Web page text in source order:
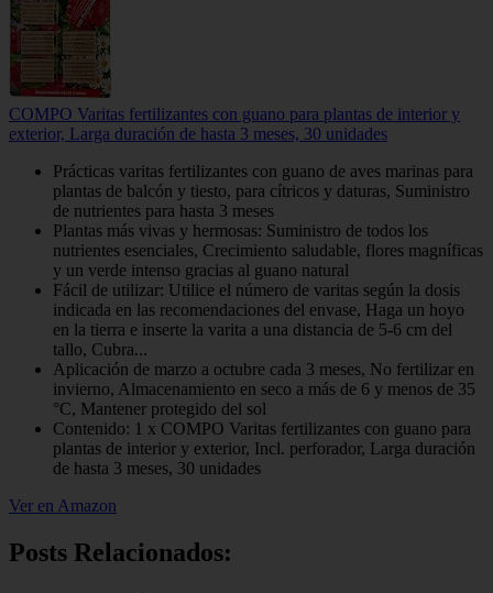
COMPO Varitas fertilizantes con guano para plantas de interior y
exterior, Larga duración de hasta 3 meses, 30 unidades
Prácticas varitas fertilizantes con guano de aves marinas para
plantas de balcón y tiesto, para cítricos y daturas, Suministro
de nutrientes para hasta 3 meses
Plantas más vivas y hermosas: Suministro de todos los
nutrientes esenciales, Crecimiento saludable, flores magníficas
y un verde intenso gracias al guano natural
Fácil de utilizar: Utilice el número de varitas según la dosis
indicada en las recomendaciones del envase, Haga un hoyo
en la tierra e inserte la varita a una distancia de 5-6 cm del
tallo, Cubra...
Aplicación de marzo a octubre cada 3 meses, No fertilizar en
invierno, Almacenamiento en seco a más de 6 y menos de 35
°C, Mantener protegido del sol
Contenido: 1 x COMPO Varitas fertilizantes con guano para
plantas de interior y exterior, Incl. perforador, Larga duración
de hasta 3 meses, 30 unidades
Ver en Amazon
Posts Relacionados: